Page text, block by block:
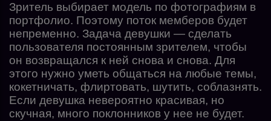
Зритель выбирает модель по фотографиям в
портфолио. Поэтому поток мемберов будет
непременно. Задача девушки — сделать
пользователя постоянным зрителем, чтобы
он возвращался к ней снова и снова. Для
этого нужно уметь общаться на любые темы,
кокетничать, флиртовать, шутить, соблазнять.
Если девушка невероятно красивая, но
скучная, много поклонников у нее не будет.